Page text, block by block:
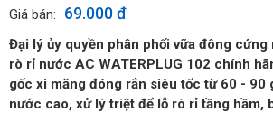
Giá bán:
69.000 đ
Đại lý ủy quyền phân phối vữa đông cứng
rò rỉ nước AC WATERPLUG 102 chính
gốc xi măng đóng rắn siêu tốc từ 60 - 90
nước cao, xử lý triệt để lỗ rò rỉ tầng hầm,